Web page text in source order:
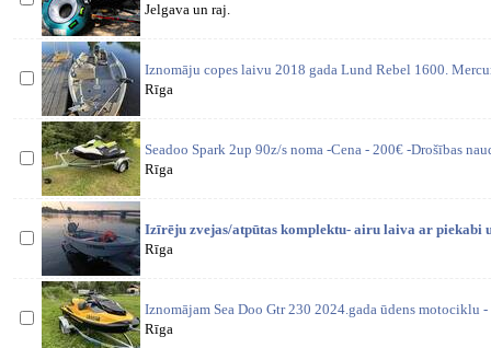
Jelgava un raj.
Iznomāju copes laivu 2018 gada Lund Rebel 1600.
Rīga
Seadoo Spark 2up 90z/s noma -Cena - 200€ -Drošības
Rīga
Izīrēju zvejas/atpūtas komplektu- airu laiva ar piekabi
Rīga
Iznomājam Sea Doo Gtr 230 2024.gada ūdens motociklu
Rīga